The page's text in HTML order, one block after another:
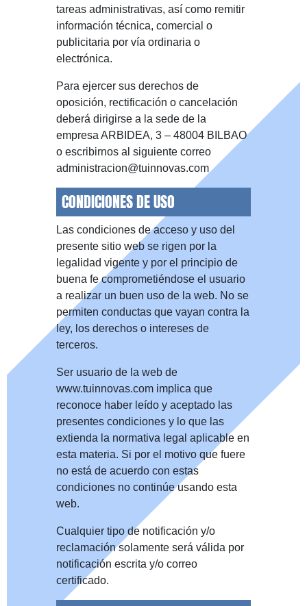
tareas administrativas, así como remitir
información técnica, comercial o
publicitaria por vía ordinaria o
electrónica.
Para ejercer sus derechos de
oposición, rectificación o cancelación
deberá dirigirse a la sede de la
empresa ARBIDEA, 3 – 48004 BILBAO
o escribirnos al siguiente correo
administracion@tuinnovas.com
CONDICIONES DE USO
Las condiciones de acceso y uso del
presente sitio web se rigen por la
legalidad vigente y por el principio de
buena fe comprometiéndose el usuario
a realizar un buen uso de la web. No se
permiten conductas que vayan contra la
ley, los derechos o intereses de
terceros.
Ser usuario de la web de
www.tuinnovas.com implica que
reconoce haber leído y aceptado las
presentes condiciones y lo que las
extienda la normativa legal aplicable en
esta materia. Si por el motivo que fuere
no está de acuerdo con estas
condiciones no continúe usando esta
web.
Cualquier tipo de notificación y/o
reclamación solamente será válida por
notificación escrita y/o correo
certificado.